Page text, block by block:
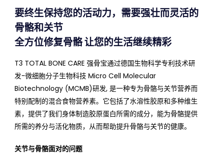
要终生保持您的活动力，需要强壮而灵活的
骨骼和关节
全方位修复骨骼 让您的生活继续精彩
T3 TOTAL BONE CARE 强骨宝通过德国生物科学专利技术研
发-微细胞分子生物科技 Micro Cell Molecular
Biotechnology (MCMB)研发, 是一种专为骨骼与关节营养而
特别配制的混合食物营养素。它包括了水溶性胶原和多种维生
素，提供了我们身体制造胶原蛋白所需的成分，能为骨骼提供
所需的养分与活化物质，从而帮助提升骨骼与关节的健康。
关节与骨骼面对的问题